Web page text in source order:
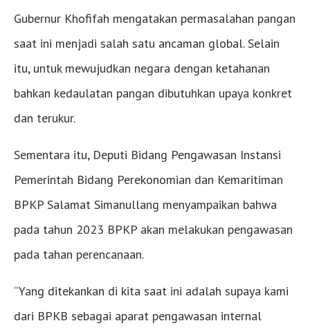
Gubernur Khofifah mengatakan permasalahan pangan
saat ini menjadi salah satu ancaman global. Selain
itu, untuk mewujudkan negara dengan ketahanan
bahkan kedaulatan pangan dibutuhkan upaya konkret
dan terukur.
Sementara itu, Deputi Bidang Pengawasan Instansi
Pemerintah Bidang Perekonomian dan Kemaritiman
BPKP Salamat Simanullang menyampaikan bahwa
pada tahun 2023 BPKP akan melakukan pengawasan
pada tahan perencanaan.
“Yang ditekankan di kita saat ini adalah supaya kami
dari BPKB sebagai aparat pengawasan internal